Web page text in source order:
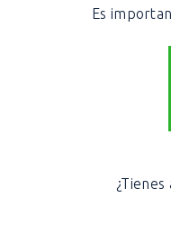
Es
¿Tienes